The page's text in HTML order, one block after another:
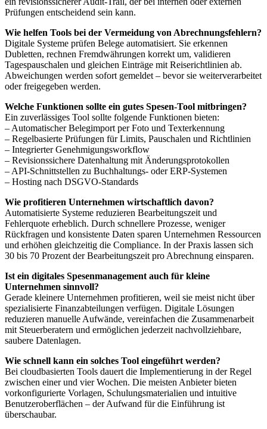
Prüfungen entscheidend sein kann.
Wie helfen Tools bei der Vermeidung von Abrechnungsfehlern?
Digitale Systeme prüfen Belege automatisiert. Sie erkennen
Dubletten, rechnen Fremdwährungen korrekt um, validieren
Tagespauschalen und gleichen Einträge mit Reiserichtlinien ab.
Abweichungen werden sofort gemeldet – bevor sie weiterverarbeitet
oder freigegeben werden.
Welche Funktionen sollte ein gutes Spesen-Tool mitbringen?
Ein zuverlässiges Tool sollte folgende Funktionen bieten:
– Automatischer Belegimport per Foto und Texterkennung
– Regelbasierte Prüfungen für Limits, Pauschalen und Richtlinien
– Integrierter Genehmigungsworkflow
– Revisionssichere Datenhaltung mit Änderungsprotokollen
– API-Schnittstellen zu Buchhaltungs- oder ERP-Systemen
– Hosting nach DSGVO-Standards
Wie profitieren Unternehmen wirtschaftlich davon?
Automatisierte Systeme reduzieren Bearbeitungszeit und
Fehlerquote erheblich. Durch schnellere Prozesse, weniger
Rückfragen und konsistente Daten sparen Unternehmen Ressourcen
und erhöhen gleichzeitig die Compliance. In der Praxis lassen sich
30 bis 70 Prozent der Bearbeitungszeit pro Abrechnung einsparen.
Ist ein digitales Spesenmanagement auch für kleine
Unternehmen sinnvoll?
Gerade kleinere Unternehmen profitieren, weil sie meist nicht über
spezialisierte Finanzabteilungen verfügen. Digitale Lösungen
reduzieren manuelle Aufwände, vereinfachen die Zusammenarbeit
mit Steuerberatern und ermöglichen jederzeit nachvollziehbare,
saubere Datenlagen.
Wie schnell kann ein solches Tool eingeführt werden?
Bei cloudbasierten Tools dauert die Implementierung in der Regel
zwischen einer und vier Wochen. Die meisten Anbieter bieten
vorkonfigurierte Vorlagen, Schulungsmaterialien und intuitive
Benutzeroberflächen – der Aufwand für die Einführung ist
überschaubar.